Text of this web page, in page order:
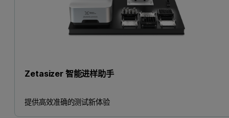
Zetasizer 智能进样助手
提供高效准确的测试新体验